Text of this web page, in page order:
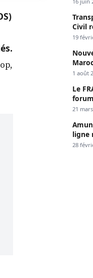
Civil
19
1 août
Le
21
ligne
28